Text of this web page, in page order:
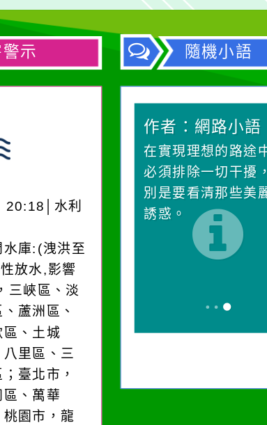
示
水利
水庫:(洩洪至
放水,影響
三峽區、淡
蘆洲區、
區、土城
里區、三
臺北市，
、萬華
園市，龍
隨機小語
水因滴入一滴污
變清澈。
作者：網路小語
在實現理想的路途
必須排除一切干擾
別是要看清那些美
誘惑。